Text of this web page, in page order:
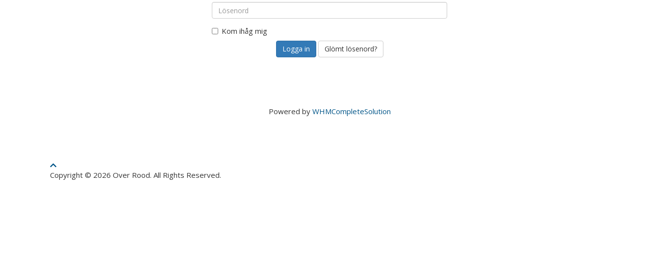
Kom ihåg mig
Glömt lösenord?
Powered by WHMCompleteSolution
Copyright © 2026 Over Rood. All Rights Reserved.